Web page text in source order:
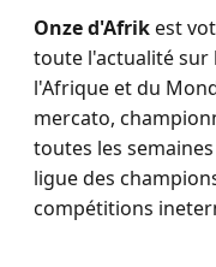
Onze d'Afrikest
toute l'actualité sur
l'Afrique et du
mercato,
toutes les
ligue des
compétitions